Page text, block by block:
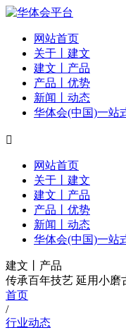
网站首页
关于丨建文
建文丨产品
产品丨优势
新闻丨动态
华体会(中国)一站

网站首页
关于丨建文
建文丨产品
产品丨优势
新闻丨动态
华体会(中国)一站
建文丨产品
传承百年技艺 延用小磨
首页
/
行业动态